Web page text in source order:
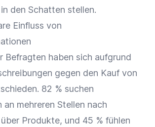
den Schatten stellen.
Einfluss von
Befragten haben sich aufgrund
gegen den Kauf von
82 % suchen
an mehreren Stellen nach
Produkte, und 45 % fühlen